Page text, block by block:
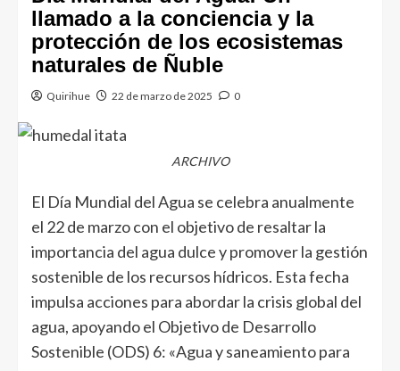
llamado a la conciencia y la
protección de los ecosistemas
naturales de Ñuble
Quirihue 22 de marzo de 2025 0
ARCHIVO
El Día Mundial del Agua se celebra anualmente
el 22 de marzo con el objetivo de resaltar la
importancia del agua dulce y promover la gestión
sostenible de los recursos hídricos. Esta fecha
impulsa acciones para abordar la crisis global del
agua, apoyando el Objetivo de Desarrollo
Sostenible (ODS) 6: «Agua y saneamiento para